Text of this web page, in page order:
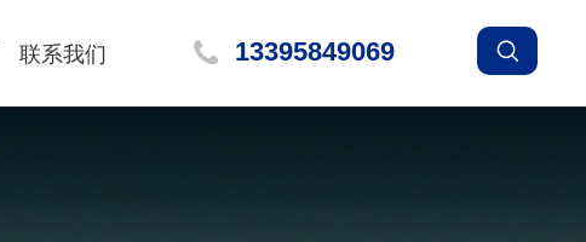
13395849069
联系我们